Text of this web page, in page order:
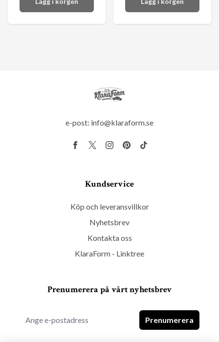
e-post: info@klaraform.se
Kundservice
Köp och leveransvillkor
Nyhetsbrev
Kontakta oss
KlaraForm - Linktree
Prenumerera på vårt nyhetsbrev
Prenumerera